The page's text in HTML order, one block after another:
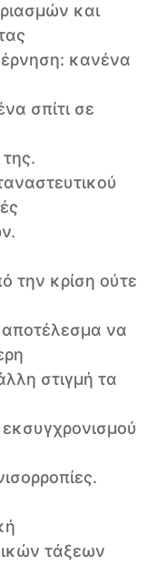
και
κανένα
σπίτι σε
της.
την κρίση ούτε
να
στιγμή τα
εκσυγχρονισμού
τάξεων